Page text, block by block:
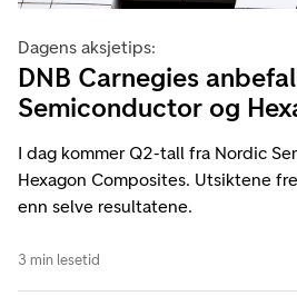
Dagens aksjetips:
DNB Carnegies
Semiconductor og
I dag kommer Q2-tall fra Nordic
Hexagon Composites. Utsiktene
enn selve resultatene.
3 min lesetid